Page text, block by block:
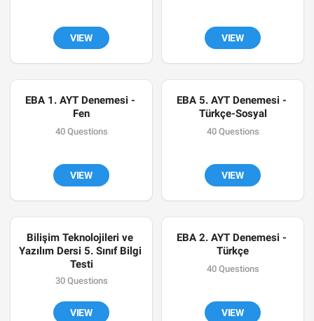
VIEW VIEW
EBA 1. AYT Denemesi -
Fen
40 Questions
VIEW
EBA 5. AYT Denemesi -
Türkçe-Sosyal
40 Questions
VIEW
Bilişim Teknolojileri ve
Yazılım Dersi 5. Sınıf Bilgi
Testi
30 Questions
VIEW
EBA 2. AYT Denemesi -
Türkçe
40 Questions
VIEW